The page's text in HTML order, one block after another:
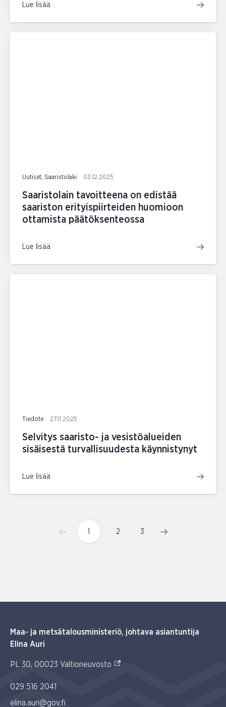
Lue lisää
Uutiset, Saaristolaki 03.12.2025
Saaristolain tavoitteena on edistää
saariston erityispiirteiden huomioon
ottamista päätöksenteossa
Lue lisää
Tiedote 27.11.2025
Selvitys saaristo- ja vesistöalueiden
sisäisestä turvallisuudesta käynnistynyt
Lue lisää
1 2 3
Maa- ja metsätalousministeriö, johtava asiantuntija
Elina Auri
PL 30, 00023 Valtioneuvosto (Ulkoinen linkki)
029 516 2041
elina.auri@gov.fi